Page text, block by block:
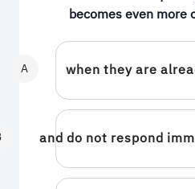
becomes even more
A when they are
and do not respond